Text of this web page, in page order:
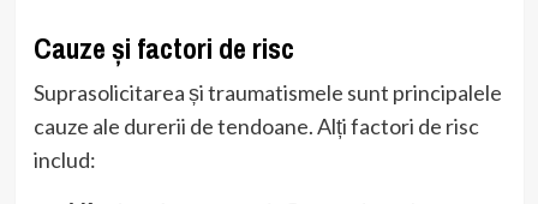
Cauze și factori de risc
Suprasolicitarea și traumatismele sunt principalele
cauze ale durerii de tendoane. Alți factori de risc
includ: